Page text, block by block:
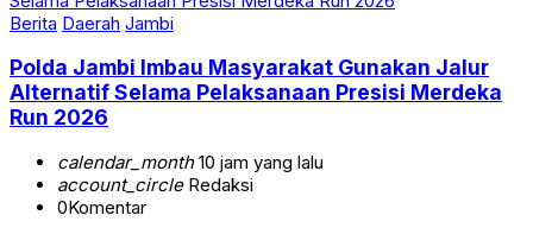
Berita Daerah Jambi
Polda Jambi Imbau Masyarakat Gunakan Jalur
Alternatif Selama Pelaksanaan Presisi Merdeka
Run 2026
calendar_month10 jam yang lalu
account_circleRedaksi
0Komentar